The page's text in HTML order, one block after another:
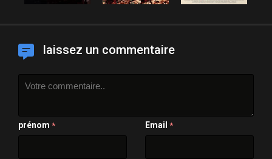
laissez un commentaire
prénom * Email *